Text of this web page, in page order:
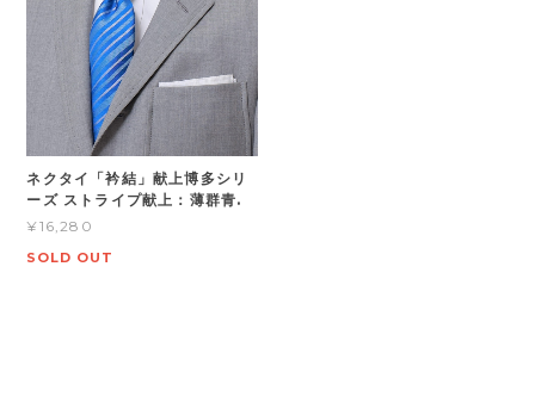
ネクタイ「衿結」献上博多シリ
ーズ ストライプ献上：薄群青.
¥16,280
SOLD OUT